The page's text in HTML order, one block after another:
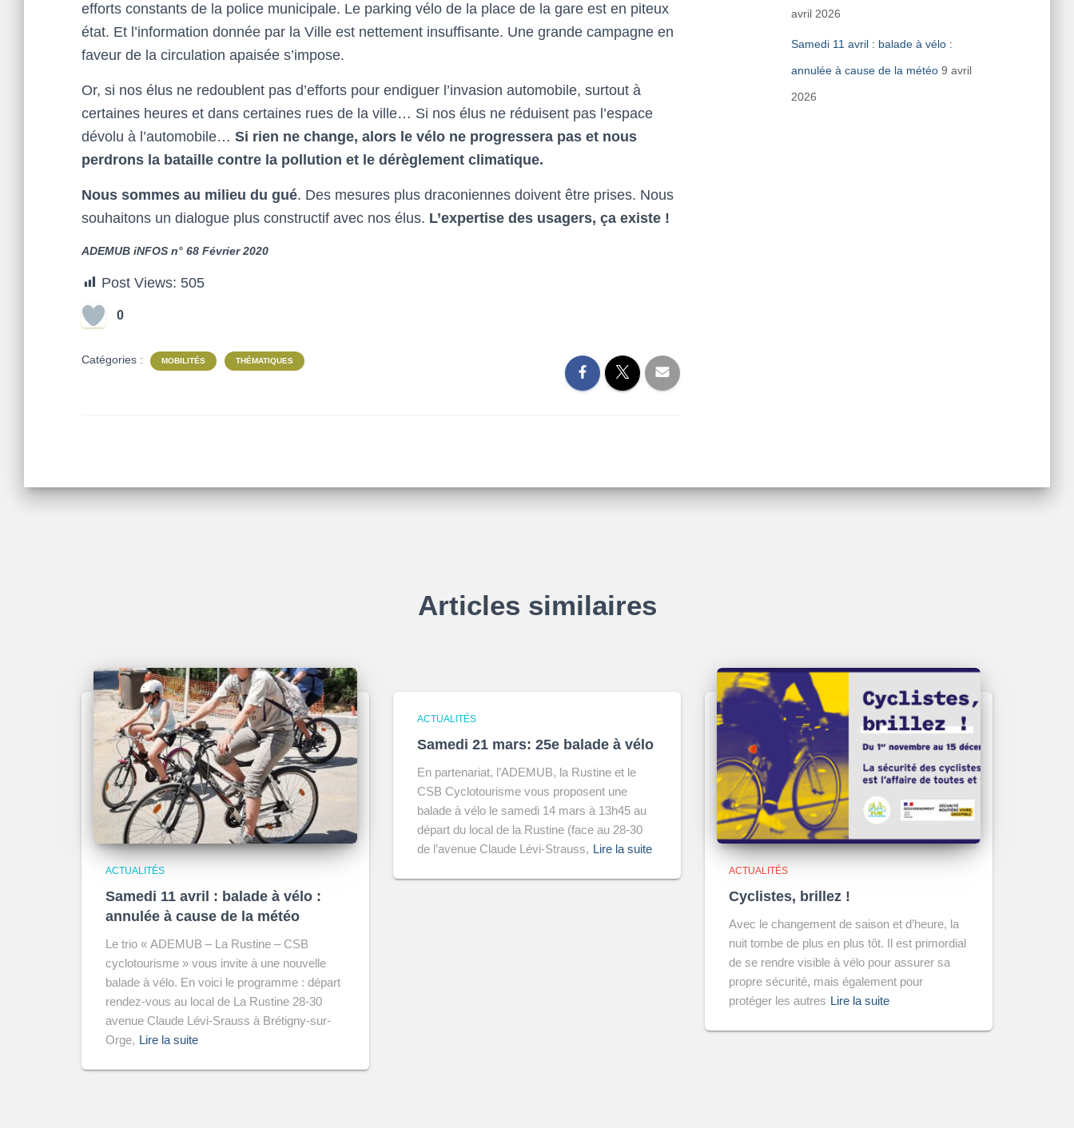
efforts constants de la police municipale. Le parking vélo de la place de la gare est en piteux
état. Et l’information donnée par la Ville est nettement insuffisante. Une grande campagne en
faveur de la circulation apaisée s’impose.
Or, si nos élus ne redoublent pas d’efforts pour endiguer l’invasion automobile, surtout à
certaines heures et dans certaines rues de la ville… Si nos élus ne réduisent pas l’espace
dévolu à l’automobile… Si rien ne change, alors le vélo ne progressera pas et nous
perdrons la bataille contre la pollution et le dérèglement climatique.
Nous sommes au milieu du gué. Des mesures plus draconiennes doivent être prises. Nous
souhaitons un dialogue plus constructif avec nos élus. L’expertise des usagers, ça existe !
ADEMUB iNFOS n° 68 Février 2020
Post Views: 505
0
Catégories : MOBILITÉS THÉMATIQUES
avril 2026
Samedi 11 avril : balade à vélo :
annulée à cause de la météo 9 avril
2026
Articles similaires
ACTUALITÉS
Samedi 11 avril : balade à vélo :
annulée à cause de la météo
Le trio « ADEMUB – La Rustine – CSB
cyclotourisme » vous invite à une nouvelle
balade à vélo. En voici le programme : départ
rendez-vous au local de La Rustine 28-30
avenue Claude Lévi-Srauss à Brétigny-sur-
Orge, Lire la suite
ACTUALITÉS
Samedi 21 mars: 25e balade à vélo
En partenariat, l’ADEMUB, la Rustine et le
CSB Cyclotourisme vous proposent une
balade à vélo le samedi 14 mars à 13h45 au
départ du local de la Rustine (face au 28-30
de l’avenue Claude Lévi-Strauss, Lire la suite
ACTUALITÉS
Cyclistes, brillez !
Avec le changement de saison et d’heure, la
nuit tombe de plus en plus tôt. Il est primordial
de se rendre visible à vélo pour assurer sa
propre sécurité, mais également pour
protéger les autres Lire la suite